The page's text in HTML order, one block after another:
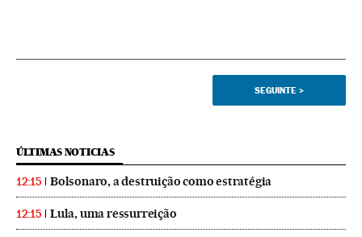
SEGUINTE >
ÚLTIMAS NOTICIAS
12:15 Bolsonaro, a destruição como estratégia
12:15 Lula, uma ressurreição